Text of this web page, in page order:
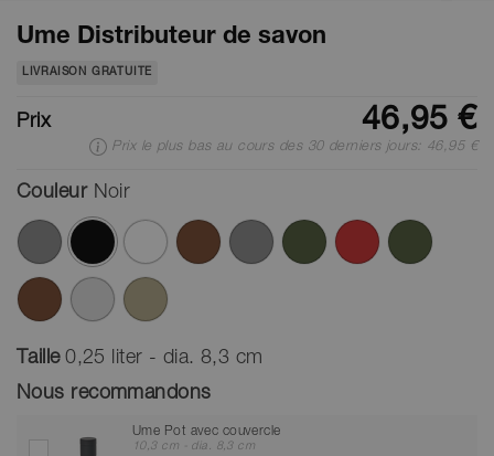
Ume Distributeur de savon
LIVRAISON GRATUITE
Prix 46,95 €
Prix le plus bas au cours des 30 derniers jours: 46,95 €
Couleur Noir
ont été sélectionnés
Taille 0,25 liter - dia. 8,3 cm
Nous recommandons
Ume Pot avec couvercle
10,3 cm - dia. 8,3 cm